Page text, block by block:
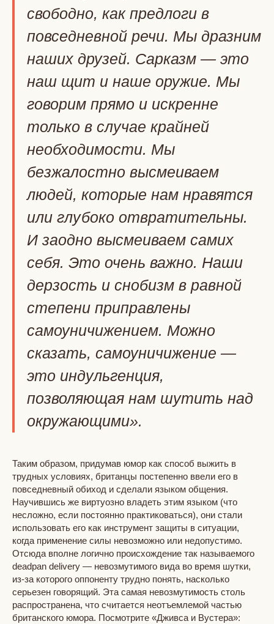
свободно, как предлоги в
повседневной речи. Мы дразним
наших друзей. Сарказм — это
наш щит и наше оружие. Мы
говорим прямо и искренне
только в случае крайней
необходимости. Мы
безжалостно высмеиваем
людей, которые нам нравятся
или глубоко отвратительны.
И заодно высмеиваем самих
себя. Это очень важно. Наши
дерзость и снобизм в равной
степени приправлены
самоуничижением. Можно
сказать, самоуничижение —
это индульгенция,
позволяющая нам шутить над
окружающими».
Таким образом, придумав юмор как способ выжить в
трудных условиях, британцы постепенно ввели его в
повседневный обиход и сделали языком общения.
Научившись же виртуозно владеть этим языком (что
несложно, если постоянно практиковаться), они стали
использовать его как инструмент защиты в ситуации,
когда применение силы невозможно или недопустимо.
Отсюда вполне логично происхождение так называемого
deadpan delivery — невозмутимого вида во время шутки,
из-за которого оппоненту трудно понять, насколько
серьезен говорящий. Эта самая невозмутимость столь
распространена, что считается неотъемлемой частью
британского юмора. Посмотрите «Дживса и Вустера»: